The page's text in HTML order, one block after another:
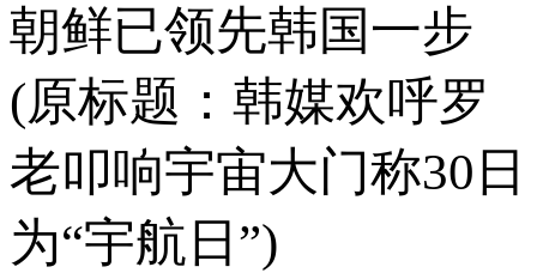
朝鲜已领先韩国一步
(原标题：韩媒欢呼罗
老叩响宇宙大门称30日
为“宇航日”)